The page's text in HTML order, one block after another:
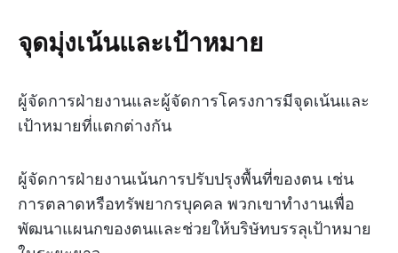
จุดมุ่งเน้นและเป้าหมาย
ผู้จัดการฝ่ายงานและผู้จัดการโครงการมีจุดเน้นและ
เป้าหมายที่แตกต่างกัน
ผู้จัดการฝ่ายงานเน้นการปรับปรุงพื้นที่ของตน เช่น
การตลาดหรือทรัพยากรบุคคล พวกเขาทำงานเพื่อ
พัฒนาแผนกของตนและช่วยให้บริษัทบรรลุเป้าหมาย